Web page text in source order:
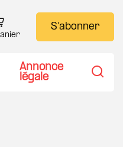
S'abonner
Annonce
légale